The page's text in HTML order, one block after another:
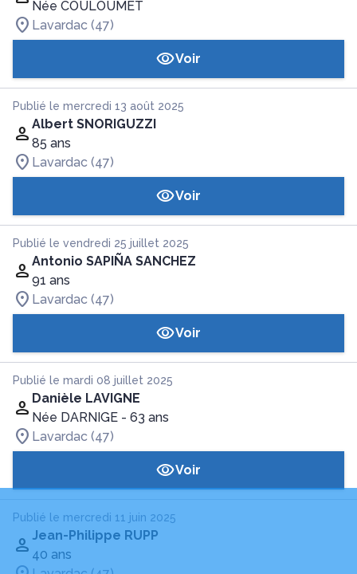
Née COULOUMET
Lavardac (47)
Voir
Publié le mercredi 13 août 2025
Albert SNORIGUZZI
85 ans
Lavardac (47)
Voir
Publié le vendredi 25 juillet 2025
Antonio SAPIÑA SANCHEZ
91 ans
Lavardac (47)
Voir
Publié le mardi 08 juillet 2025
Danièle LAVIGNE
Née DARNIGE - 63 ans
Lavardac (47)
Voir
Publié le mercredi 11 juin 2025
Jean-Philippe RUPP
40 ans